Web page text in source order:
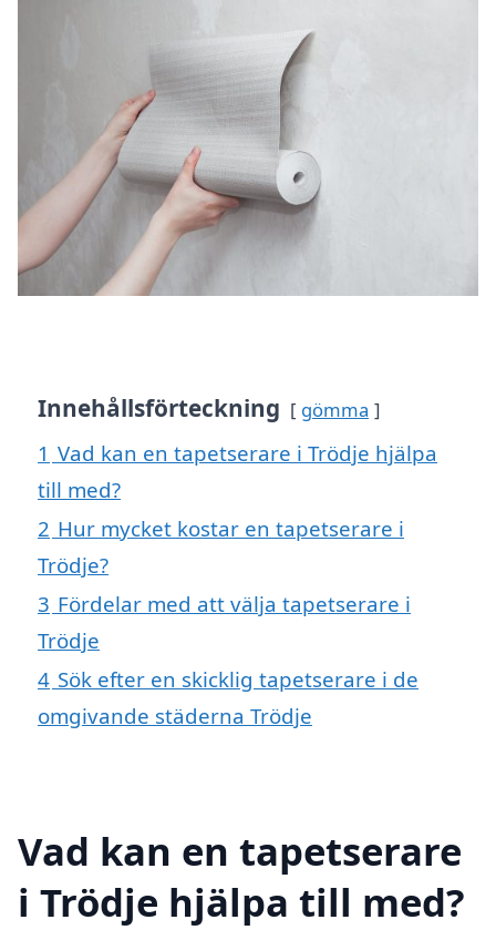
Innehållsförteckning gömma
1 Vad kan en tapetserare i Trödje hjälpa
till med?
2 Hur mycket kostar en tapetserare i
Trödje?
3 Fördelar med att välja tapetserare i
Trödje
4 Sök efter en skicklig tapetserare i de
omgivande städerna Trödje
Vad kan en tapetserare
i Trödje hjälpa till med?